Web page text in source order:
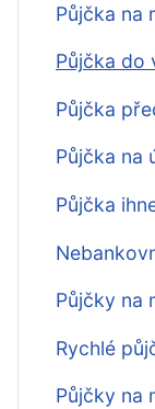
Půjčky na